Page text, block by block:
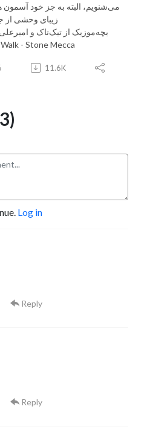
می‌شنویم، البته به جز خود آسمون
زیبای وحشی از
بچه‌موزیک از تیک‌تاک و امیرعلی
- Stone Mecca
11.6K
Log in
Reply
Reply